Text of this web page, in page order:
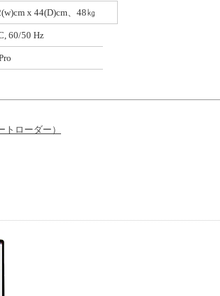
x 44(D)cm、48㎏
60/50 Hz
ローダー）